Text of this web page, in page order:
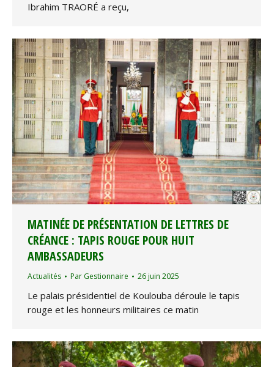
Ibrahim TRAORÉ a reçu,
MATINÉE DE PRÉSENTATION DE LETTRES DE
CRÉANCE : TAPIS ROUGE POUR HUIT
AMBASSADEURS
Actualités Par Gestionnaire 26 juin 2025
Le palais présidentiel de Koulouba déroule le tapis
rouge et les honneurs militaires ce matin